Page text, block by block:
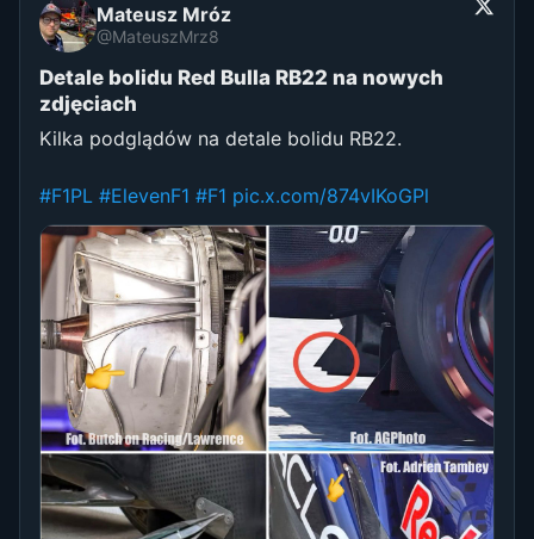
Mateusz Mróz
@MateuszMrz8
Detale bolidu Red Bulla RB22 na nowych
zdjęciach
Kilka podglądów na detale bolidu RB22.
#F1PL #ElevenF1 #F1 pic.x.com/874vIKoGPl